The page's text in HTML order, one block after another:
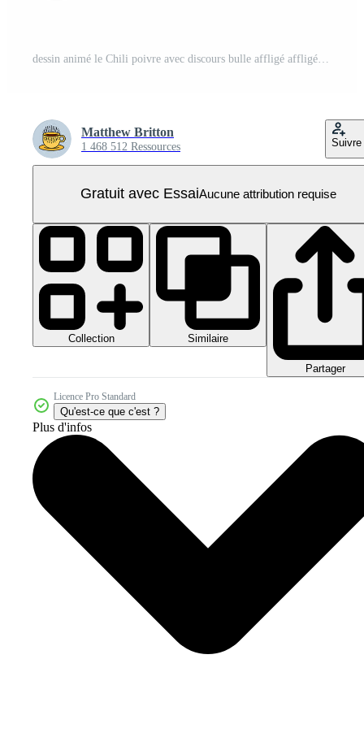
Matthew Britton
1 468 512 Ressources Suivre
Gratuit avec EssaiAucune attribution requise
Collection Similaire
Partager
Licence Pro Standard
Qu'est-ce que c'est ?
Plus d'infos